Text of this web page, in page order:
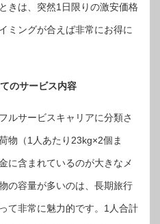
きは、突然1日限りの激安価格
ミングが合えば非常にお得に
のサービス内容
ルサービスキャリアに分類さ
物（1人あたり23kg×2個ま
に含まれているのが大きなメ
の容量が多いのは、長期旅行
て非常に魅力的です。1人合計